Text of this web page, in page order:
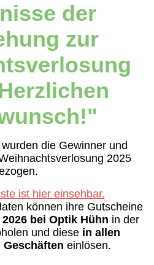
der
zur
die Gewinner und
2025
ist hier einsehbar.
können ihre Gutscheine
2026 bei Optik Hühn in der
und diese in allen
einlösen.